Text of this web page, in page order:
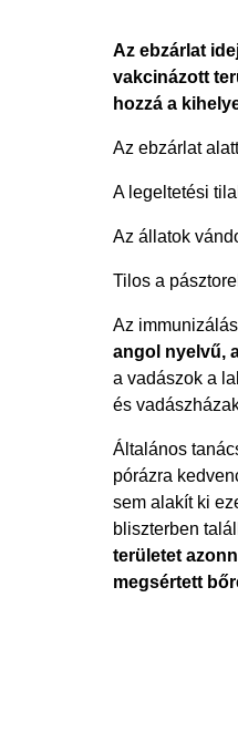
Az ebzárlat
vakcinázott
hozzá a
Az ebzárlat
A legeltetési
Az állatok
Tilos a
Az
angol nyelvű,
a vadászok a
és
Általános
pórázra
sem alakít ki
bliszterben
területet
megsértett